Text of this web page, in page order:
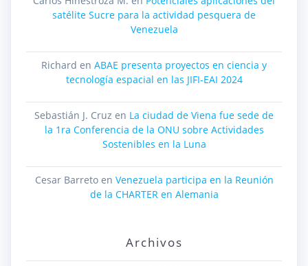
satélite Sucre para la actividad pesquera de
Venezuela
Richard en ABAE presenta proyectos en ciencia y
tecnología espacial en las JIFI-EAI 2024
Sebastián J. Cruz en La ciudad de Viena fue sede de
la 1ra Conferencia de la ONU sobre Actividades
Sostenibles en la Luna
Cesar Barretoen Venezuela participa en la Reunión
de la CHARTER en Alemania
Archivos